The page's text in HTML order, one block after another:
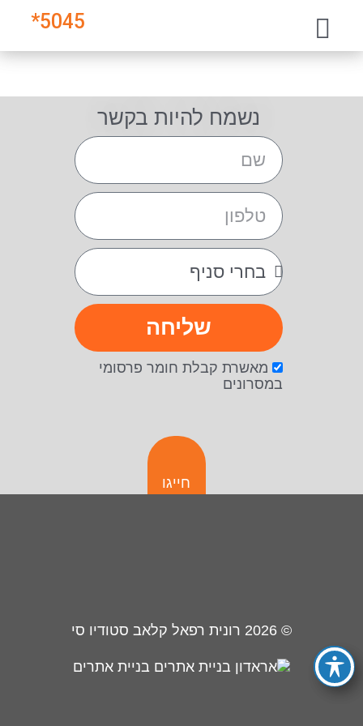
5045
*
נשמח להיות בקשר
מאשרת קבלת חומר פרסומי
במסרונים
שליחה
חייגו
© 2026 רונית רפאל קלאב סטודיו סי
בניית אתרים